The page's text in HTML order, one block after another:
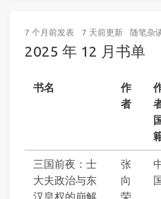
7 个月前发表 7 天前更新 随笔杂
2025 年 12 月书单
书名
作
者
三国前夜：士
大夫政治与东
汉皇权的崩解
张
向
荣